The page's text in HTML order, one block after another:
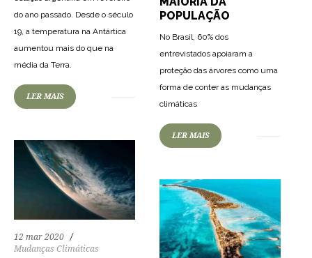
do ano passado. Desde o século
19, a temperatura na Antártica
aumentou mais do que na
média da Terra.
LER MAIS
POPULAÇÃO
No Brasil, 60% dos
entrevistados apoiaram a
proteção das árvores como uma
forma de conter as mudanças
climáticas
LER MAIS
12 mar 2020
Mudanças Climáticas